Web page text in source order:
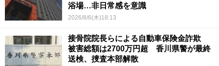
浴場…非日常感を意識
2026/8/6(木)18:13
接骨院院長らによる自動車保険金詐欺
被害総額は2700万円超 香川県警が最終
送検、捜査本部解散